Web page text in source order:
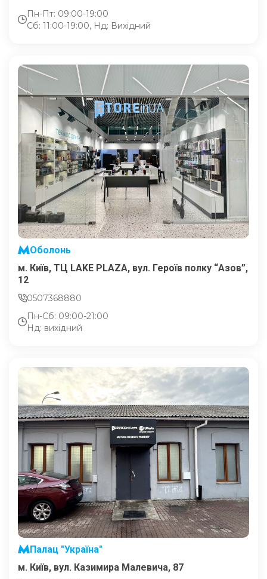
Пн-Пт: 09:00-19:00
Сб: 11:00-19:00, Нд: Вихідний
Оболонь
м. Київ, ТЦ LAKE PLAZA, вул. Героїв полку “Азов”,
12
0507368880
Пн-Сб: 09:00-21:00
Нд: вихідний
Палац "Україна"
м. Київ, вул. Казимира Малевича, 87